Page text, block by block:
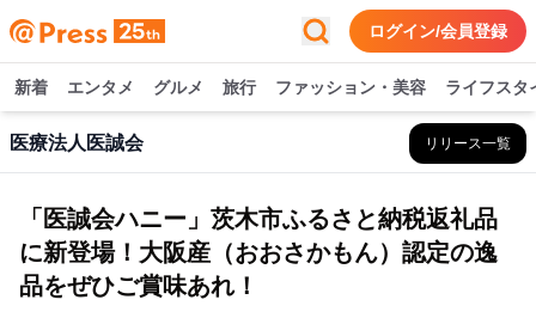
ログイン/会員登録
新着 エンタメ グルメ 旅行 ファッション・美容 ライフスタ
医療法人医誠会 リリース一覧
「医誠会ハニー」茨木市ふるさと納税返礼品
に新登場！大阪産（おおさかもん）認定の逸
品をぜひご賞味あれ！